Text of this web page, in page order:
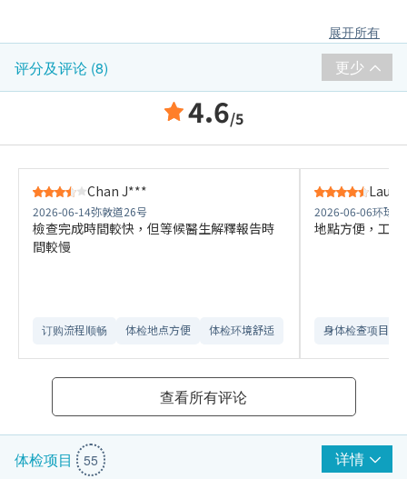
展开所有
评分及评论 (8) 更少
4.6/5
Chan J***
2026-06-14弥敦道26号
檢查完成時間較快，但等候醫生解釋報告時
間較慢
订购流程顺畅 体检地点方便 体检环境舒适​
Lau
2026-06-06环球
地點方便，工
身体检查项目全
查看所有评论
体检项目 55 详情